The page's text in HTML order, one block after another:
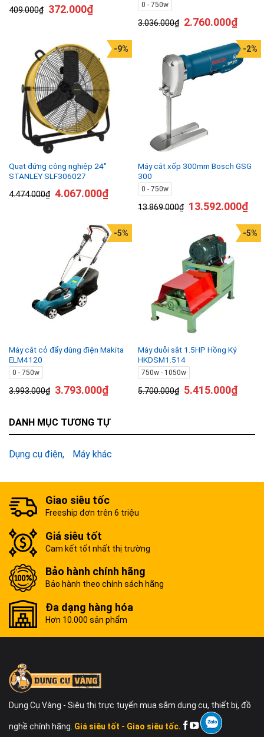
409.000₫ 372.000₫ 0 - 750w
3.036.000₫ 2.760.000₫
Quạt đứng công nghiệp 24″
STANLEY SLF306027
4.474.000₫
-9%
4.067.000₫
Máy cắt xốp 300mm Bosch GSG
300
0 - 750w
13.869.000₫
-2%
13.592.000₫
Máy cắt cỏ đẩy dùng điện Makita
ELM4120
0 - 750w
3.993.000₫
-5%
3.793.000₫
Máy duỗi sắt 1.5HP Hồng Ký
HKDSM1.514
750w - 1050w
5.700.000₫
-5%
5.415.000₫
DANH MỤC TƯƠNG TỰ
Dụng cụ điện Máy khác
Giao siêu tốc
Freeship đơn trên 6 triệu
Giá siêu tốt
Cam kết tốt nhất thị trường
Bảo hành chính hãng
Bảo hành theo chính sách hãng
Đa dạng hàng hóa
Hơn 10.000 sản phẩm
Dụng Cụ Vàng - Siêu thị trực tuyến mua sắm dụng cụ, thiết bị, đồ
nghề chính hãng. Giá siêu tốt - Giao siêu tốc.